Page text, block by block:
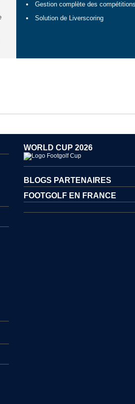
Gestion complète des compétitions
Solution de Liverscoring
WORLD CUP 2026
BLOGS PARTENAIRES
FOOTGOLF EN FRANCE